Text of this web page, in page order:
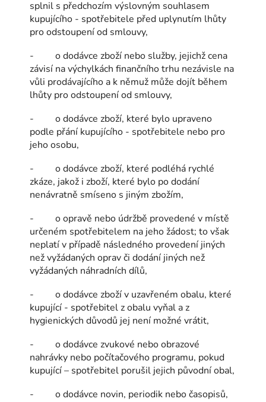
splnil s předchozím výslovným souhlasem
kupujícího - spotřebitele před uplynutím lhůty
pro odstoupení od smlouvy,
- o dodávce zboží nebo služby, jejichž cena
závisí na výchylkách finančního trhu nezávisle na
vůli prodávajícího a k němuž může dojít během
lhůty pro odstoupení od smlouvy,
- o dodávce zboží, které bylo upraveno
podle přání kupujícího - spotřebitele nebo pro
jeho osobu,
- o dodávce zboží, které podléhá rychlé
zkáze, jakož i zboží, které bylo po dodání
nenávratně smíseno s jiným zbožím,
- o opravě nebo údržbě provedené v místě
určeném spotřebitelem na jeho žádost; to však
neplatí v případě následného provedení jiných
než vyžádaných oprav či dodání jiných než
vyžádaných náhradních dílů,
- o dodávce zboží v uzavřeném obalu, které
kupující - spotřebitel z obalu vyňal a z
hygienických důvodů jej není možné vrátit,
- o dodávce zvukové nebo obrazové
nahrávky nebo počítačového programu, pokud
kupující – spotřebitel porušil jejich původní obal,
- o dodávce novin, periodik nebo časopisů,